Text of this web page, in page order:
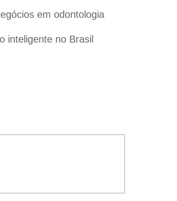
em odontologia
inteligente no Brasil